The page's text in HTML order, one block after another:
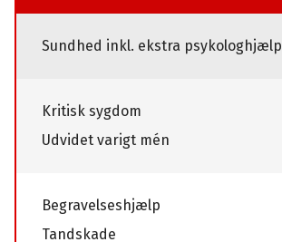
Sundhed inkl. ekstra psykologhjælp
Kritisk sygdom
Udvidet varigt mén
Begravelseshjælp
Tandskade